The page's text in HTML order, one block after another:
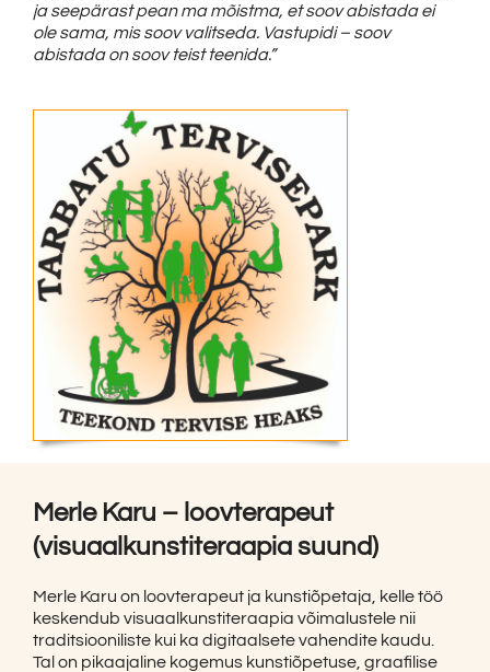
ja seepärast pean ma mõistma, et soov abistada ei
ole sama, mis soov valitseda. Vastupidi – soov
abistada on soov teist teenida.”
Merle Karu – loovterapeut
(visuaalkunstiteraapia suund)
Merle Karu on loovterapeut ja kunstiõpetaja, kelle töö
keskendub visuaalkunstiteraapia võimalustele nii
traditsiooniliste kui ka digitaalsete vahendite kaudu.
Tal on pikaajaline kogemus kunstiõpetuse, graafilise